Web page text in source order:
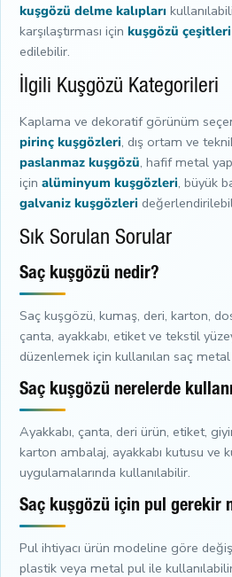
kuşgözü delme kalıpları
karşılaştırması için kuşgözü çeşitleri
edilebilir.
İlgili Kuşgözü Kategorileri
Kaplama ve dekoratif görünüm
pirinç kuşgözleri, dış ortam ve
paslanmaz kuşgözü, hafif metal
için alüminyum kuşgözleri, büyük
galvaniz kuşgözleri
Sık Sorulan Sorular
Saç kuşgözü nedir?
Saç kuşgözü, kumaş, deri, karton,
çanta, ayakkabı, etiket ve tekstil
düzenlemek için kullanılan saç
Saç kuşgözü nerelerde
Ayakkabı, çanta, deri ürün, etiket,
karton ambalaj, ayakkabı kutusu ve
uygulamalarında kullanılabilir.
Saç kuşgözü için pul gerekir
Pul ihtiyacı ürün modeline göre
plastik veya metal pul ile